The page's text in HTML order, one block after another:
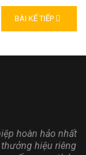
BÀI KẾ TIẾP
hoàn hảo nhất
hiệu riêng